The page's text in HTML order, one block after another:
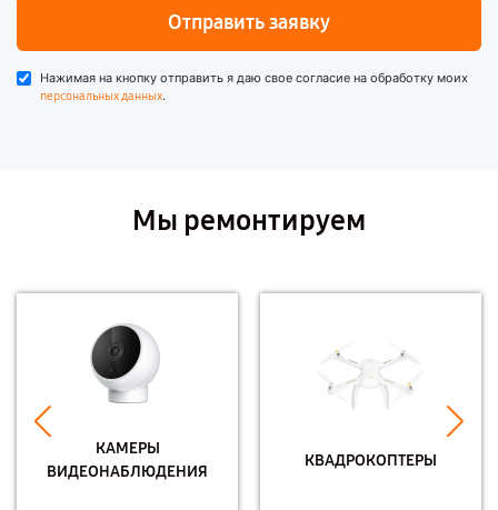
Отправить заявку
Нажимая на кнопку отправить я даю свое согласие на обработку моих
персональных данных.
Мы ремонтируем
КАМЕРЫ
ВИДЕОНАБЛЮДЕНИЯ
КВАДРОКОПТЕРЫ